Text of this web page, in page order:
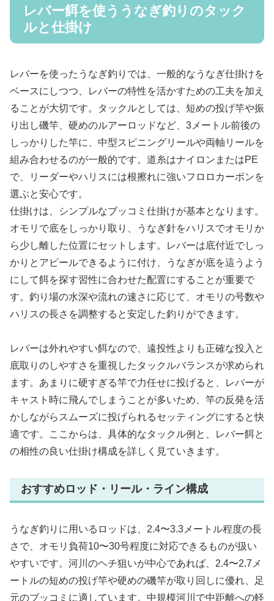
レバー餌を使ううなぎ釣りのタック
ルと仕掛け
レバーを使ったうなぎ釣りでは、一般的なうなぎ仕掛けを
ベースにしつつ、レバーの特性を活かすための工夫を加え
ることが大切です。タックルとしては、短めの投げ竿や振
り出し磯竿、硬めのルアーロッドなど、3メートル前後の
しっかりした竿に、中型スピニングリールや両軸リールを
組み合わせるのが一般的です。道糸はナイロンまたはPE
で、リーダーやハリスには根擦れに強いフロロカーボンを
選ぶと安心です。
仕掛けは、シンプルなブッコミ仕掛けが基本となります。
オモリで底をしっかり取り、うなぎ針をハリスでオモリか
ら少し離した位置にセットします。レバーは底付近でしっ
かりとアピールできるように付け、うなぎが底を這うよう
にして餌を探す習性に合わせた配置にすることが重要で
す。釣り場の水深や流れの速さに応じて、オモリの号数や
ハリスの長さを調整すると安定した釣りができます。
レバーは外れやすい餌なので、遠投性よりも正確な投入と
底取りのしやすさを重視したタックルバランスが求められ
ます。あまりに硬すぎる竿で力任せに投げると、レバーが
キャスト時に飛んでしまうことが多いため、竿の反発を活
かしながらスムーズに投げられるセッティングにすると快
適です。ここからは、具体的なタックル例と、レバー餌と
の相性の良い仕掛け構成を詳しく見ていきます。
おすすめロッド・リール・ライン構成
うなぎ釣りに用いるロッドは、2.4〜3.3メートル程度の長
さで、オモリ負荷10〜30号程度に対応できるものが扱い
やすいです。河川のヘチ狙いが中心であれば、2.4〜2.7メ
ートルの短めの投げ竿や硬めの磯竿が取り回しに優れ、足
元のブッコミに適しています。中規模河川で中距離への軽